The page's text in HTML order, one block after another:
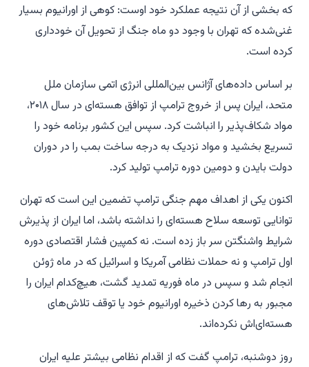
که بخشی از آن نتیجه عملکرد خود اوست: کوهی از اورانیوم بسیار
غنی‌شده که تهران با وجود دو ماه جنگ از تحویل آن خودداری
کرده است.
بر اساس داده‌های آژانس بین‌المللی انرژی اتمی سازمان ملل
متحد، ایران پس از خروج ترامپ از توافق هسته‌ای در سال ۲۰۱۸،
مواد شکاف‌پذیر را انباشت کرد. سپس این کشور برنامه خود را
تسریع بخشید و مواد نزدیک به درجه ساخت بمب را در دوران
دولت بایدن و دومین دوره ترامپ تولید کرد.
اکنون یکی از اهداف مهم جنگی ترامپ تضمین این است که تهران
توانایی توسعه سلاح هسته‌ای را نداشته باشد، اما ایران از پذیرش
شرایط واشنگتن سر باز زده است. نه کمپین فشار اقتصادی دوره
اول ترامپ و نه حملات نظامی آمریکا و اسرائیل که در ماه ژوئن
انجام شد و سپس در ماه فوریه تمدید گشت، هیچ‌کدام ایران را
مجبور به رها کردن ذخیره اورانیوم خود یا توقف تلاش‌های
هسته‌ای‌اش نکرده‌اند.
روز دوشنبه، ترامپ گفت که از اقدام نظامی بیشتر علیه ایران